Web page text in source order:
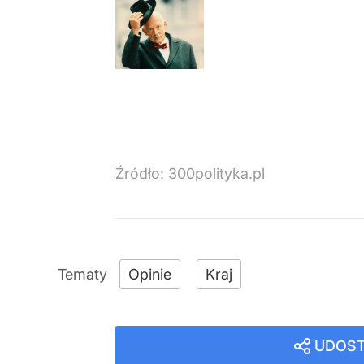
Źródło: 300polityka.pl
Opinie Kraj